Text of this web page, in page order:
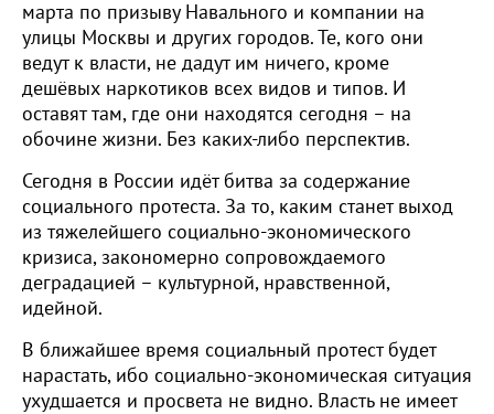
марта по призыву Навального и компании на
улицы Москвы и других городов. Те, кого они
ведут к власти, не дадут им ничего, кроме
дешёвых наркотиков всех видов и типов. И
оставят там, где они находятся сегодня – на
обочине жизни. Без каких-либо перспектив.
Сегодня в России идёт битва за содержание
социального протеста. За то, каким станет выход
из тяжелейшего социально-экономического
кризиса, закономерно сопровождаемого
деградацией – культурной, нравственной,
идейной.
В ближайшее время социальный протест будет
нарастать, ибо социально-экономическая ситуация
ухудшается и просвета не видно. Власть не имеет